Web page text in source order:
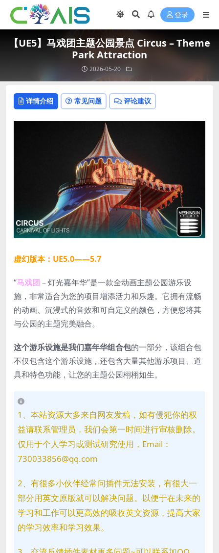
登录
【UE5】马戏团主题公园景点 Circus – Theme
Park Attraction
2026-05-20
详情介绍 常见问题 评论建议
虚幻版本：UE5.0——5.7
“马戏团 – 灯光嘉年华”是一款全动画主题公园游乐设
施，非常适合为您的项目增添活力和乐趣。它拥有流畅
的动画、沉浸式的音效和可自定义的颜色，方便您将其
与公园的主题完美融合。
这个游乐设施是我们嘉年华组合包的一部分，该组合包
不仅包含这个游乐设施，还包含大量其他游乐项目、道
具和特色功能，让您的主题公园栩栩如生。
1、本站资源大多来自网友发稿，如有侵犯你的权
益请联系管理员，我们会第一时间进行审核删除。
仅用于个人学习或测试研究使用，Email：
730033856@qq.com
2、有很多小伙伴经常问插件无法安装，有很大一
部分用英文原版就可以解决问题。以便于在未来的
学习和工作可以更高效的吸收英文资源，提高大家
的学习效率和学习效果。